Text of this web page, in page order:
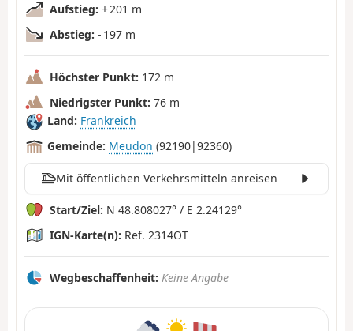
Aufstieg: + 201 m
Abstieg: - 197 m
Höchster Punkt: 172 m
Niedrigster Punkt: 76 m
Land: Frankreich
Gemeinde: Meudon (92190|92360)
Mit öffentlichen Verkehrsmitteln anreisen
Start/Ziel: N 48.808027° / E 2.24129°
IGN-Karte(n): Ref. 2314OT
Wegbeschaffenheit: Keine Angabe